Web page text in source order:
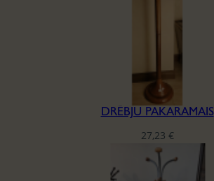
DRĒBJU PAKARAMAIS
27,23 €